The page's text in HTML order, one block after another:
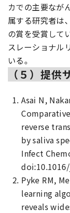
カでの主要なが
属する研究者は
の賞を受賞して
スレーショナル
いる。
（５）提供
Asai N,
reverse
by saliva
Infect
Pyke RM,
learning
reveals